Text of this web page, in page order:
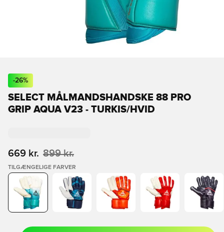
-26%
SELECT MÅLMANDSHANDSKE 88 PRO
GRIP AQUA V23 - TURKIS/HVID
669 kr. 899 kr.
TILGÆNGELIGE FARVER